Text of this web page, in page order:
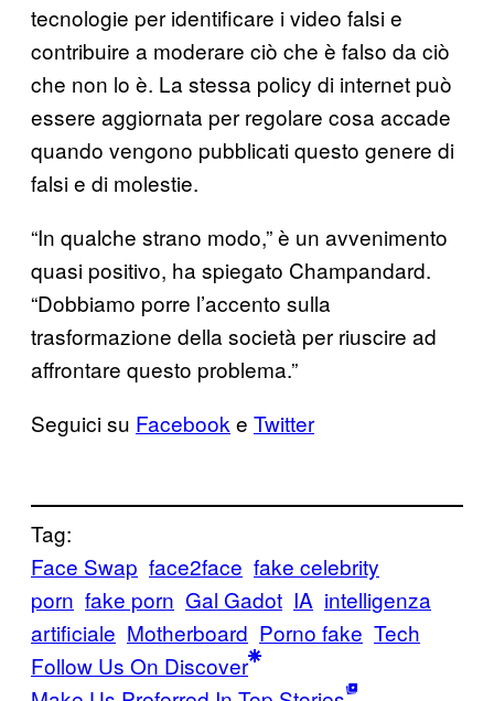
tecnologie per identificare i video falsi e
contribuire a moderare ciò che è falso da ciò
che non lo è. La stessa policy di internet può
essere aggiornata per regolare cosa accade
quando vengono pubblicati questo genere di
falsi e di molestie.
“In qualche strano modo,” è un avvenimento
quasi positivo, ha spiegato Champandard.
“Dobbiamo porre l’accento sulla
trasformazione della società per riuscire ad
affrontare questo problema.”
Seguici su Facebook e Twitter
Tag:
Face Swap face2face fake celebrity
porn fake porn Gal Gadot IA intelligenza
artificiale Motherboard Porno fake Tech
Follow Us On Discover